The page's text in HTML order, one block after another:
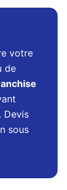
votre
de
Devis
sous